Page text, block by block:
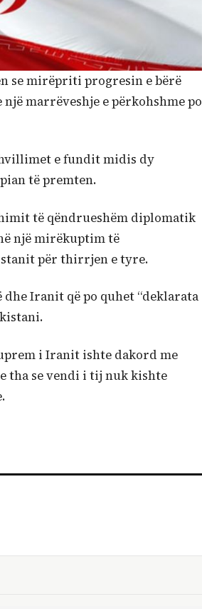
se mirëpriti progresin e bërë
marrëveshje e përkohshme po
e fundit midis dy
të premten.
të qëndrueshëm diplomatik
një mirëkuptim të
për thirrjen e tyre.
Iranit që po quhet “deklarata
i Iranit ishte dakord me
tha se vendi i tij nuk kishte